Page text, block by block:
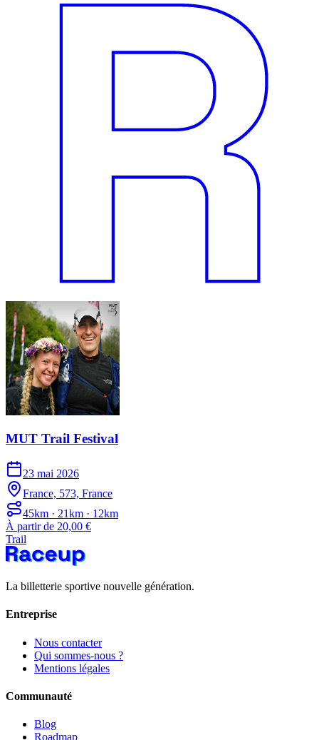
MUT Trail Festival
23 mai 2026
France, 573, France
45km · 21km · 12km
À partir de 20,00 €
Trail
La billetterie sportive nouvelle génération.
Entreprise
Nous contacter
Qui sommes-nous ?
Mentions légales
Communauté
Blog
Roadmap